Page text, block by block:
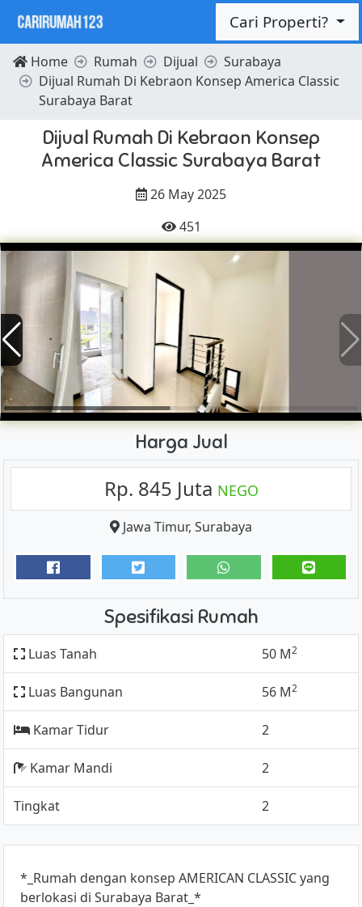
Cari Properti?
Home Rumah Dijual
Surabaya
Dijual Rumah Di Kebraon Konsep America Classic
Surabaya Barat
Dijual Rumah Di Kebraon Konsep
America Classic Surabaya Barat
26 May 2025
451
Harga Jual
Rp. 845 Juta NEGO
Jawa Timur, Surabaya
Spesifikasi Rumah
Luas Tanah 50 M2
Luas Bangunan 56 M2
Kamar Tidur 2
Kamar Mandi 2
Tingkat 2
*_Rumah dengan konsep AMERICAN CLASSIC yang
berlokasi di Surabaya Barat_*